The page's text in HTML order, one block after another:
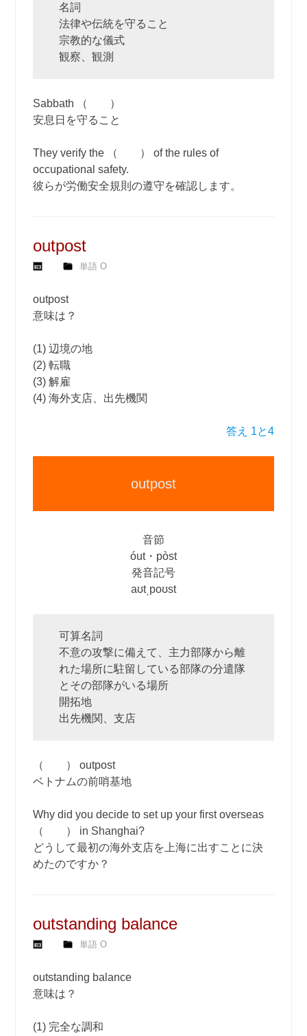
名詞
法律や伝統を守ること
宗教的な儀式
観察、観測
Sabbath （ ）
安息日を守ること
They verify the （ ） of the rules of
occupational safety.
彼らが労働安全規則の遵守を確認します。
outpost
単語 O
outpost
意味は？
(1) 辺境の地
(2) 転職
(3) 解雇
(4) 海外支店、出先機関
答え 1と4
outpost
音節
óut・pòst
発音記号
aʊtˌpoʊst
可算名詞
不意の攻撃に備えて、主力部隊から離
れた場所に駐留している部隊の分遣隊
とその部隊がいる場所
開拓地
出先機関、支店
（ ） outpost
ベトナムの前哨基地
Why did you decide to set up your first overseas
（ ） in Shanghai?
どうして最初の海外支店を上海に出すことに決
めたのですか？
outstanding balance
単語 O
outstanding balance
意味は？
(1) 完全な調和